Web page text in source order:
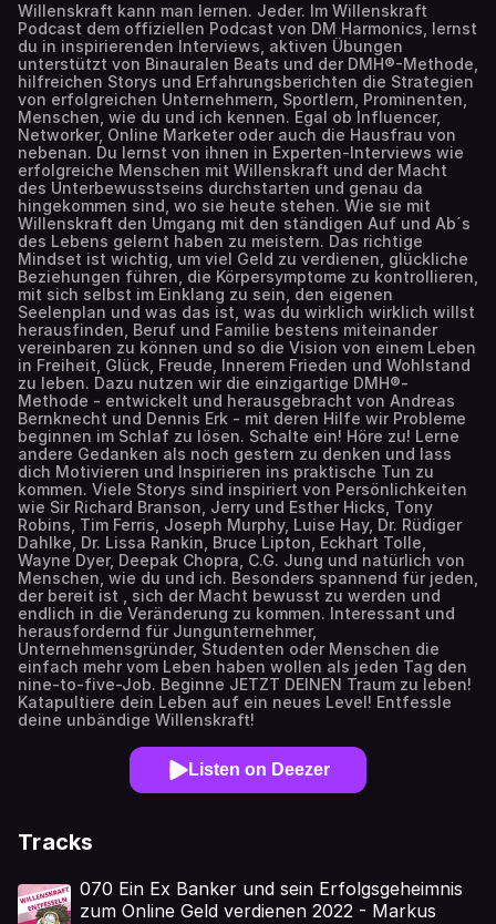
Willenskraft kann man lernen. Jeder. Im Willenskraft
Podcast dem offiziellen Podcast von DM Harmonics, lernst
du in inspirierenden Interviews, aktiven Übungen
unterstützt von Binauralen Beats und der DMH®-Methode,
hilfreichen Storys und Erfahrungsberichten die Strategien
von erfolgreichen Unternehmern, Sportlern, Prominenten,
Menschen, wie du und ich kennen. Egal ob Influencer,
Networker, Online Marketer oder auch die Hausfrau von
nebenan. Du lernst von ihnen in Experten-Interviews wie
erfolgreiche Menschen mit Willenskraft und der Macht
des Unterbewusstseins durchstarten und genau da
hingekommen sind, wo sie heute stehen. Wie sie mit
Willenskraft den Umgang mit den ständigen Auf und Ab´s
des Lebens gelernt haben zu meistern. Das richtige
Mindset ist wichtig, um viel Geld zu verdienen, glückliche
Beziehungen führen, die Körpersymptome zu kontrollieren,
mit sich selbst im Einklang zu sein, den eigenen
Seelenplan und was das ist, was du wirklich wirklich willst
herausfinden, Beruf und Familie bestens miteinander
vereinbaren zu können und so die Vision von einem Leben
in Freiheit, Glück, Freude, Innerem Frieden und Wohlstand
zu leben. Dazu nutzen wir die einzigartige DMH®-
Methode - entwickelt und herausgebracht von Andreas
Bernknecht und Dennis Erk - mit deren Hilfe wir Probleme
beginnen im Schlaf zu lösen. Schalte ein! Höre zu! Lerne
andere Gedanken als noch gestern zu denken und lass
dich Motivieren und Inspirieren ins praktische Tun zu
kommen. Viele Storys sind inspiriert von Persönlichkeiten
wie Sir Richard Branson, Jerry und Esther Hicks, Tony
Robins, Tim Ferris, Joseph Murphy, Luise Hay, Dr. Rüdiger
Dahlke, Dr. Lissa Rankin, Bruce Lipton, Eckhart Tolle,
Wayne Dyer, Deepak Chopra, C.G. Jung und natürlich von
Menschen, wie du und ich. Besonders spannend für jeden,
der bereit ist , sich der Macht bewusst zu werden und
endlich in die Veränderung zu kommen. Interessant und
herausfordernd für Jungunternehmer,
Unternehmensgründer, Studenten oder Menschen die
einfach mehr vom Leben haben wollen als jeden Tag den
nine-to-five-Job. Beginne JETZT DEINEN Traum zu leben!
Katapultiere dein Leben auf ein neues Level! Entfessle
deine unbändige Willenskraft!
Listen on Deezer
Tracks
070 Ein Ex Banker und sein Erfolgsgeheimnis
zum Online Geld verdienen 2022 - Markus